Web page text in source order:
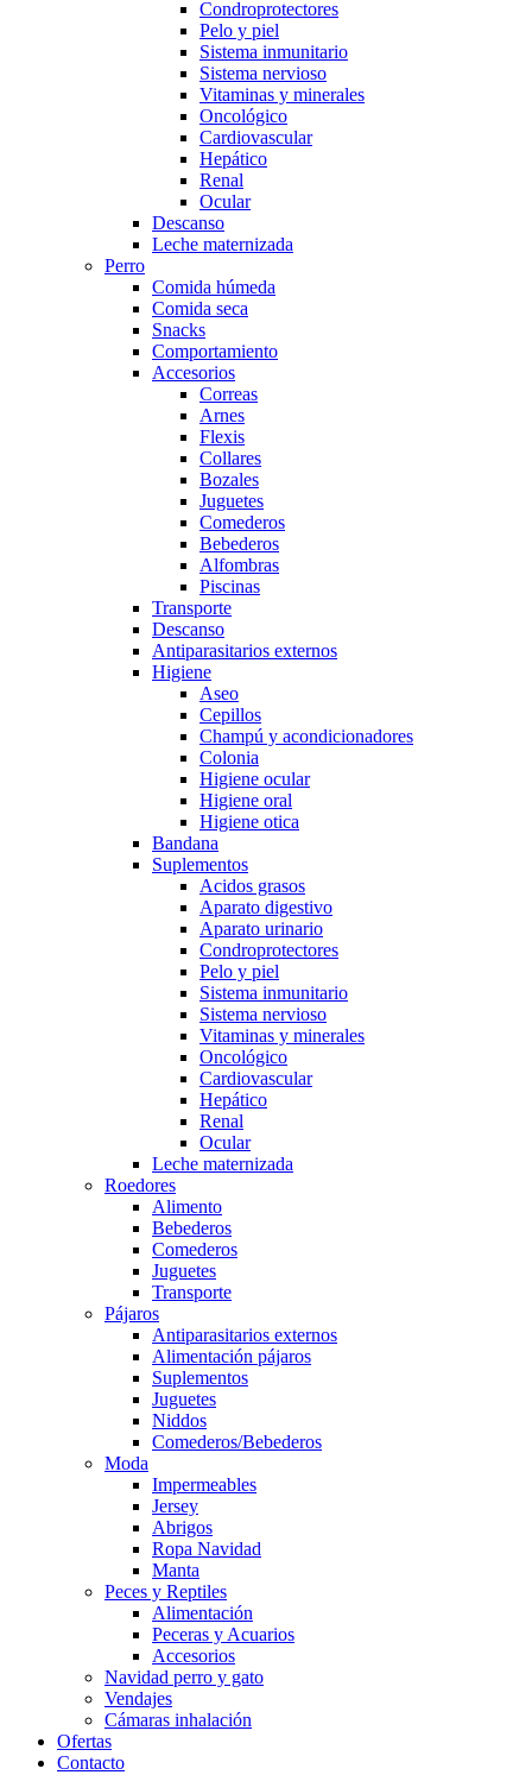
Condroprotectores
Pelo y piel
Sistema inmunitario
Sistema nervioso
Vitaminas y minerales
Oncológico
Cardiovascular
Hepático
Renal
Ocular
Descanso
Leche maternizada
Perro
Comida húmeda
Comida seca
Snacks
Comportamiento
Accesorios
Correas
Arnes
Flexis
Collares
Bozales
Juguetes
Comederos
Bebederos
Alfombras
Piscinas
Transporte
Descanso
Antiparasitarios externos
Higiene
Aseo
Cepillos
Champú y acondicionadores
Colonia
Higiene ocular
Higiene oral
Higiene otica
Bandana
Suplementos
Acidos grasos
Aparato digestivo
Aparato urinario
Condroprotectores
Pelo y piel
Sistema inmunitario
Sistema nervioso
Vitaminas y minerales
Oncológico
Cardiovascular
Hepático
Renal
Ocular
Leche maternizada
Roedores
Alimento
Bebederos
Comederos
Juguetes
Transporte
Pájaros
Antiparasitarios externos
Alimentación pájaros
Suplementos
Juguetes
Niddos
Comederos/Bebederos
Moda
Impermeables
Jersey
Abrigos
Ropa Navidad
Manta
Peces y Reptiles
Alimentación
Peceras y Acuarios
Accesorios
Navidad perro y gato
Vendajes
Cámaras inhalación
Ofertas
Contacto